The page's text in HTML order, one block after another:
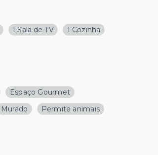
1 Sala de TV
1 Cozinha
Espaço Gourmet
Murado
Permite animais